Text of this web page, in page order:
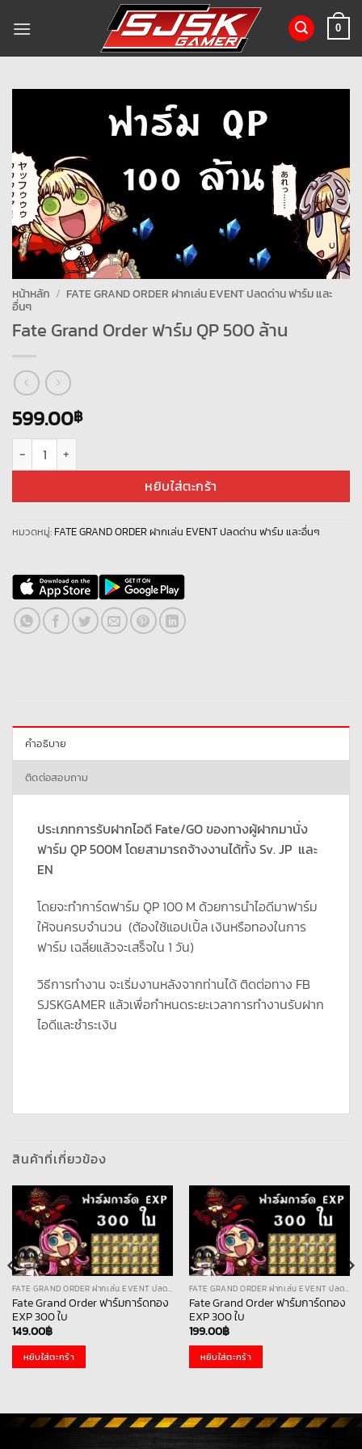
0
หน้าหลัก / FATE GRAND ORDER ฝากเล่น EVENT ปลดด่าน ฟาร์ม และ
อื่นๆ
Fate Grand Order ฟาร์ม QP 500 ล้าน
599.00฿
จำนวน Fate Grand Order ฟาร์ม QP 500 ล้าน ชิ้น
หยิบใส่ตะกร้า
หมวดหมู่: FATE GRAND ORDER ฝากเล่น EVENT ปลดด่าน ฟาร์ม และอื่นๆ
คำอธิบาย
ติดต่อสอบถาม
ประเภทการรับฝากไอดี Fate/GO ของทางผู้ฝากมานั่ง
ฟาร์ม QP 500M โดยสามารถจ้างงานได้ทั้ง Sv. JP และ
EN
โดยจะทำการ์ดฟาร์ม QP 100 M ด้วยการนำไอดีมาฟาร์ม
ให้จนครบจำนวน (ต้องใช้แอปเปิ้ล เงินหรือทองในการ
ฟาร์ม เฉลี่ยแล้วจะเสร็จใน 1 วัน)
วิธีการทำงาน จะเริ่มงานหลังจากท่านได้ ติดต่อทาง FB
SJSKGAMER แล้วเพื่อกำหนดระยะเวลาการทำงานรับฝาก
ไอดีและชำระเงิน
สินค้าที่เกี่ยวข้อง
FATE GRAND ORDER ฝากเล่น EVENT ปลดด่าน ฟาร์ม และอื่นๆ
Fate Grand Order ฟาร์มการ์ดทอง
EXP 300 ใบ
149.00฿
หยิบใส่ตะกร้า
FATE GRAND ORDER ฝากเล่น EVENT ปลดด่าน ฟาร์ม และอื่นๆ
Fate Grand Order ฟาร์มการ์ดทอง
EXP 300 ใบ
199.00฿
หยิบใส่ตะกร้า